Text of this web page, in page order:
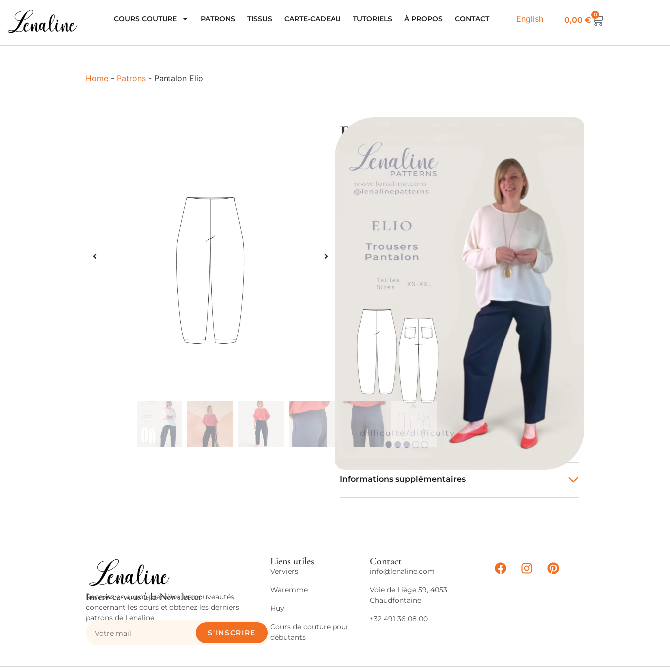
COURS COUTURE PATRONS TISSUS CARTE-CADEAU TUTORIELS À PROPOS CONTACT English 0,00 €
0
Home - Patrons - Pantalon Elio
Pantalon Elio
12,00€ Difficulté: 3/5
Ce patron de pantalon à la coupe barrel leg se distingue par son
volume moderne et sa silhouette légèrement arrondie, resserrée
vers le bas. Il offre un équilibre parfait entre confort et style, idéal
pour une allure contemporaine du quotidien.
Le modèle est doté de poches plaquées au dos, apportant une
touche décontractée et structurée. La taille est finie par un enforme,
pour une ligne épurée sans ceinture apparente, assurant un
maintien confortable et une finition soignée.
Une fermeture par zip invisible sur le côté vient compléter le design
avec discrétion et élégance. Ce pantalon est parfait à réaliser dans
des matières comme le denim, le coton sergé ou le lin, selon le
rendu souhaité. Il s’adapte aussi bien à un look casual qu’à une
Langue
AJOUTER AU PANIER
Description
Guide de taille
Informations supplémentaires
Inscrivez-vous à la Newsletter
Recevez en avant-première les nouveautés
concernant les cours et obtenez les derniers
patrons de Lenaline.
S'INSCRIRE
Liens utiles
Verviers
Waremme
Huy
Cours de couture pour
débutants
Contact
info@lenaline.com
Voie de Liège 59, 4053
Chaudfontaine
+32 491 36 08 00